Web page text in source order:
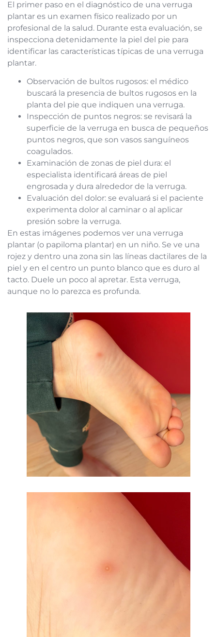
El primer paso en el diagnóstico de una verruga
plantar es un examen físico realizado por un
profesional de la salud. Durante esta evaluación, se
inspecciona detenidamente la piel del pie para
identificar las características típicas de una verruga
plantar.
Observación de bultos rugosos: el médico
buscará la presencia de bultos rugosos en la
planta del pie que indiquen una verruga.
Inspección de puntos negros: se revisará la
superficie de la verruga en busca de pequeños
puntos negros, que son vasos sanguíneos
coagulados.
Examinación de zonas de piel dura: el
especialista identificará áreas de piel
engrosada y dura alrededor de la verruga.
Evaluación del dolor: se evaluará si el paciente
experimenta dolor al caminar o al aplicar
presión sobre la verruga.
En estas imágenes podemos ver una verruga
plantar (o papiloma plantar) en un niño. Se ve una
rojez y dentro una zona sin las líneas dactilares de la
piel y en el centro un punto blanco que es duro al
tacto. Duele un poco al apretar. Esta verruga,
aunque no lo parezca es profunda.